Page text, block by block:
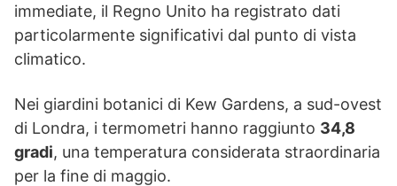
immediate, il Regno Unito ha registrato dati
particolarmente significativi dal punto di vista
climatico.
Nei giardini botanici di Kew Gardens, a sud-ovest
di Londra, i termometri hanno raggiunto 34,8
gradi, una temperatura considerata straordinaria
per la fine di maggio.